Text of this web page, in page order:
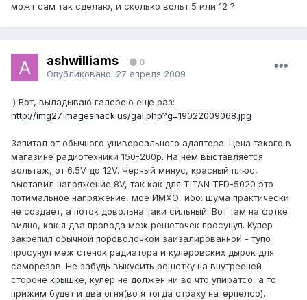
можт сам так сделаю, и сколько вольт 5 или 12 ?
ashwilliams 0
Опубликовано: 27 апреля 2009
:) Вот, выладываю галерею еще раз:
http://img27.imageshack.us/gal.php?g=19022009068.jpg
Запитал от обычного универсального адаптера. Цена такого в
магазине радиотехники 150-200р. На нем выставляется
вольтаж, от 6.5V до 12V. Черный минус, красный плюс,
выставил напряжение 8V, так как для TITAN TFD-5020 это
потимальное напряжение, мое ИМХО, ибо: шума практически
не создает, а поток довольна таки сильный. Вот там на фотке
видно, как я два провода меж решеточек просунул. Кулер
закрепил обычной пороволочкой заизалированной - тупо
просунул меж стенок радиатора и кулеровских дырок для
саморезов. Не забудь выкусить решетку на внутрееней
стороне крышке, кулер не должен ни во что упиратсо, а то
прижим будет и два огня(во я тогда страху натерпелсо).